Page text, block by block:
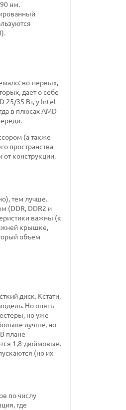
нм.
во-первых,
дает о себе
25/35 Вт, у Intel –
в плюсах AMD
(а также
пространства
от конструкции,
тем лучше.
(DDR, DDR2 и
важны (к
крышке,
объем
диск. Кстати,
Но опять
но уже
лучше, но
плане
1,8-дюймовые.
(но их
по числу
где